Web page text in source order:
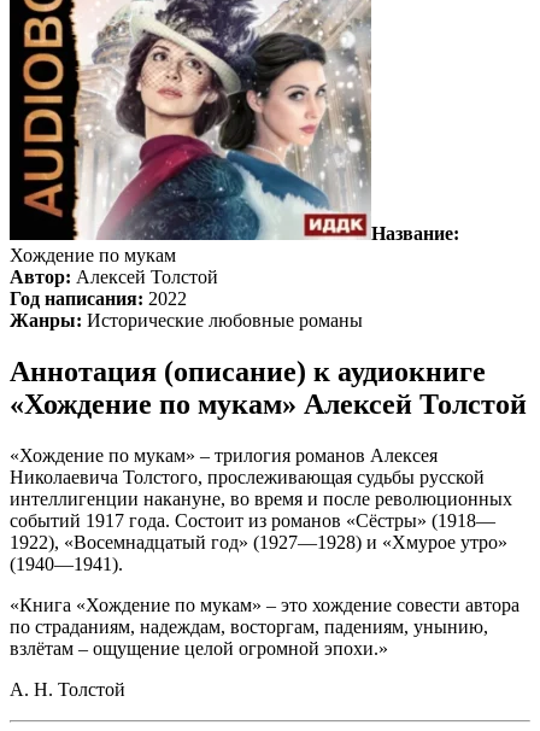
Название:
Хождение по мукам
Автор: Алексей Толстой
Год написания: 2022
Жанры: Исторические любовные романы
Аннотация (описание) к аудиокниге
«Хождение по мукам» Алексей Толстой
«Хождение по мукам» – трилогия романов Алексея
Николаевича Толстого, прослеживающая судьбы русской
интеллигенции накануне, во время и после революционных
событий 1917 года. Состоит из романов «Сёстры» (1918—
1922), «Восемнадцатый год» (1927—1928) и «Хмурое утро»
(1940—1941).
«Книга «Хождение по мукам» – это хождение совести автора
по страданиям, надеждам, восторгам, падениям, унынию,
взлётам – ощущение целой огромной эпохи.»
А. Н. Толстой